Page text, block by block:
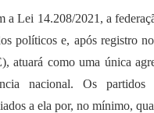
a Lei 14.208/2021, a
políticos e, após registro
atuará como uma única
nacional. Os partidos
a ela por, no mínimo,